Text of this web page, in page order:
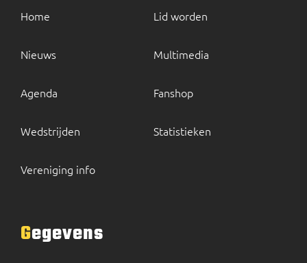
Home
Nieuws
Agenda
Wedstrijden
Vereniging info
Lid worden
Multimedia
Fanshop
Statistieken
Gegevens